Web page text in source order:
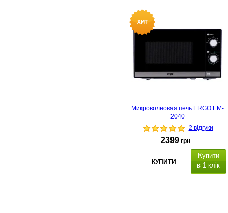
Микроволновая печь ERGO EM-
2040
2 відгуки
2399 грн
КУПИТИ
Купити
в 1 клік